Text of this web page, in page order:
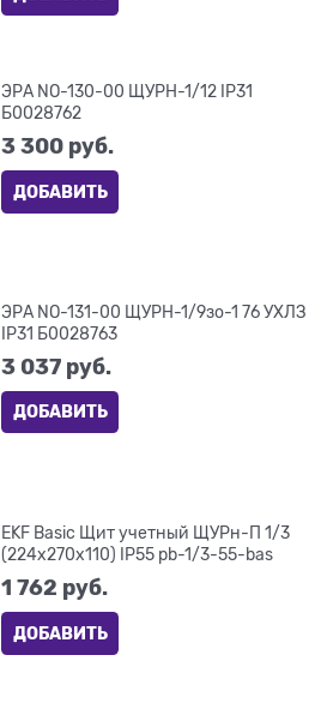
ЭРА NO-130-00 ЩУРН-1/12 IP31
Б0028762
3 300 руб.
ДОБАВИТЬ
ЭРА NO-131-00 ЩУРН-1/9зо-1 76 УХЛЗ
IP31 Б0028763
3 037 руб.
ДОБАВИТЬ
EKF Basic Щит учетный ЩУРн-П 1/3
(224х270х110) IP55 pb-1/3-55-bas
1 762 руб.
ДОБАВИТЬ